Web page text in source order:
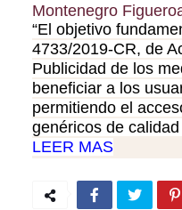
Montenegro
“El objetivo
4733/2019-CR, de
Publicidad de los
beneficiar a los
permitiendo el
genéricos de
LEER MAS